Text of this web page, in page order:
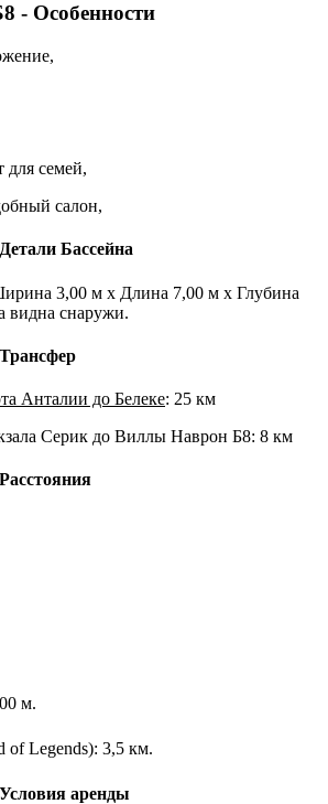
- Особенности
для семей,
салон,
Бассейна
3,00 м x Длина 7,00 м x Глубина
видна снаружи.
Анталии до Белеке: 25 км
Серик до Виллы Наврон Б8: 8 км
м.
of Legends): 3,5 км.
аренды